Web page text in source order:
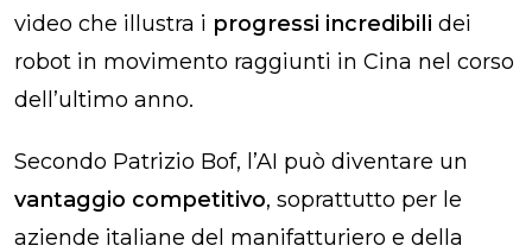
video che illustra i progressi incredibili dei
robot in movimento raggiunti in Cina nel corso
dell’ultimo anno.
Secondo Patrizio Bof, l’AI può diventare un
vantaggio competitivo, soprattutto per le
aziende italiane del manifatturiero e della